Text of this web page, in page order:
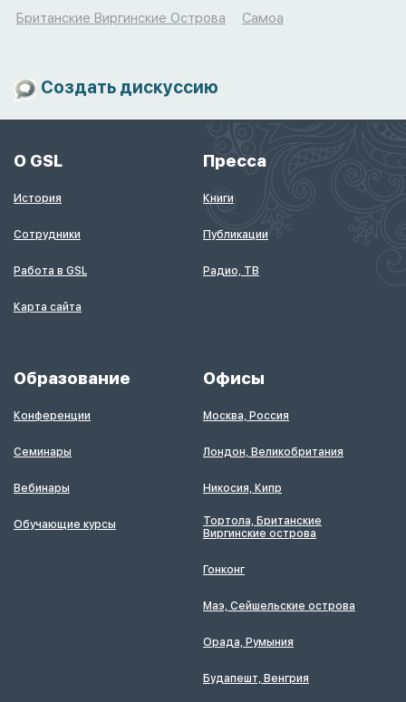
Британские Виргинские Острова
Самоа
Создать дискуссию
О GSL
История
Сотрудники
Работа в GSL
Карта сайта
Пресса
Книги
Публикации
Радио, ТВ
Образование
Конференции
Семинары
Вебинары
Обучающие курсы
Офисы
Москва, Россия
Лондон, Великобритания
Никосия, Кипр
Тортола, Британские
Виргинские острова
Гонконг
Маэ, Сейшельские острова
Орада, Румыния
Будапешт, Венгрия